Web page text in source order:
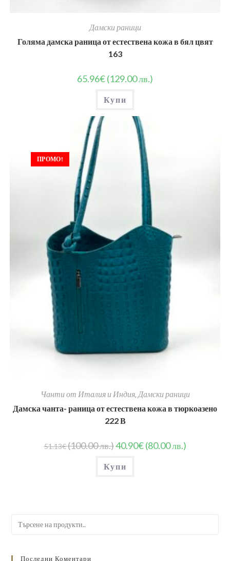
Дамски раници
Голяма дамска раница от естествена кожа в бял цвят
163
65.96€(129.00 лв.)
Купи
ПРОМО!
Чанти от Италия и Индия, Дамски раници
Дамска чанта- раница от естествена кожа в тюркоазено
222 В
51.13€(100.00 лв.)40.90€ (80.00 лв.)
Купи
Search
Последни Коментари